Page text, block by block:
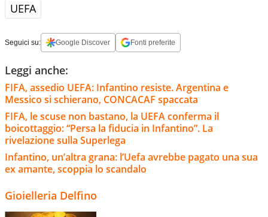
UEFA
Seguici su: Google Discover Fonti preferite
Leggi anche:
FIFA, assedio UEFA: Infantino resiste. Argentina e
Messico si schierano, CONCACAF spaccata
FIFA, le scuse non bastano, la UEFA conferma il
boicottaggio: “Persa la fiducia in Infantino”. La
rivelazione sulla Superlega
Infantino, un’altra grana: l’Uefa avrebbe pagato una sua
ex amante, scoppia lo scandalo
Gioielleria Delfino